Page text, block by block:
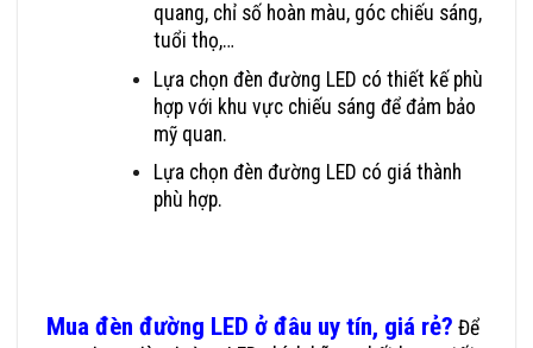
quang, chỉ số hoàn màu, góc chiếu sáng,
tuổi thọ,…
Lựa chọn đèn đường LED có thiết kế phù
hợp với khu vực chiếu sáng để đảm bảo
mỹ quan.
Lựa chọn đèn đường LED có giá thành
phù hợp.
Mua đèn đường LED ở đâu uy tín, giá rẻ? Để